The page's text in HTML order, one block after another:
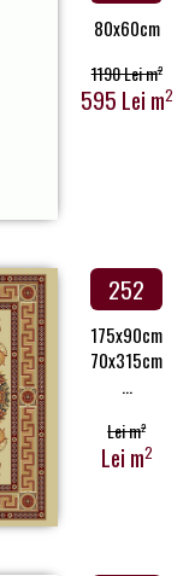
80x60cm
1190 Lei m2
595 Lei m2
252
175x90cm
70x315cm
...
Lei m2
Lei m2